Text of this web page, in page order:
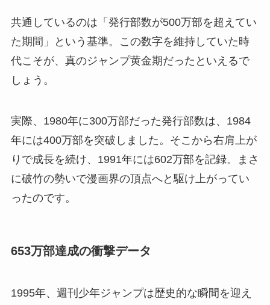
共通しているのは「発行部数が500万部を超えてい
た期間」という基準。この数字を維持していた時
代こそが、真のジャンプ黄金期だったといえるで
しょう。
実際、1980年に300万部だった発行部数は、1984
年には400万部を突破しました。そこから右肩上が
りで成長を続け、1991年には602万部を記録。まさ
に破竹の勢いで漫画界の頂点へと駆け上がってい
ったのです。
653万部達成の衝撃データ
1995年、週刊少年ジャンプは歴史的な瞬間を迎え